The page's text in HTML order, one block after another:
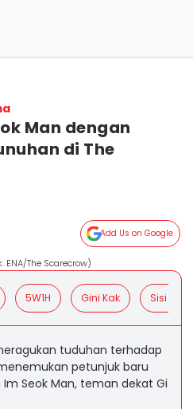
Man dengan
di The
Add Us on Google
The Scarecrow)
5W1H Gini Kak Sisi
tuduhan terhadap
petunjuk baru
Seok Man, teman dekat Gi